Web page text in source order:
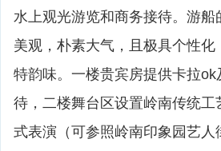
水上观光游览和商务接待。游
美观，朴素大气，且极具个性
特韵味。一楼贵宾房提供卡拉
待，二楼舞台区设置岭南传统
式表演（可参照岭南印象园艺